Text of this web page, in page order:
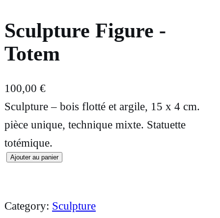
Sculpture Figure -
Totem
100,00 €
Sculpture – bois flotté et argile, 15 x 4 cm.
pièce unique, technique mixte. Statuette
totémique.
qAjouter au panier
Category: Sculpture